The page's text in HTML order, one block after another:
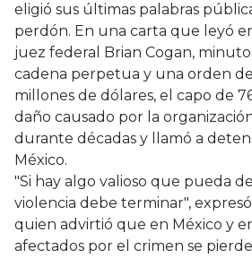
eligió sus últimas palabras
perdón. En una carta que leyó
juez federal Brian Cogan,
cadena perpetua y una orden de
millones de dólares, el capo de
daño causado por la
durante décadas y llamó a
México.
"Si hay algo valioso que pueda
violencia debe terminar",
quien advirtió que en México y
afectados por el crimen se